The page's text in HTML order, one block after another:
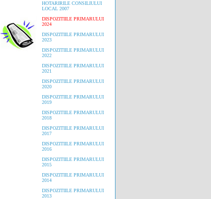
HOTARIRILE CONSILIULUI
LOCAL 2007
DISPOZITIILE PRIMARULUI
2024
DISPOZITIILE PRIMARULUI
2023
DISPOZITIILE PRIMARULUI
2022
DISPOZITIILE PRIMARULUI
2021
DISPOZITIILE PRIMARULUI
2020
DISPOZITIILE PRIMARULUI
2019
DISPOZITIILE PRIMARULUI
2018
DISPOZITIILE PRIMARULUI
2017
DISPOZITIILE PRIMARULUI
2016
DISPOZITIILE PRIMARULUI
2015
DISPOZITIILE PRIMARULUI
2014
DISPOZITIILE PRIMARULUI
2013